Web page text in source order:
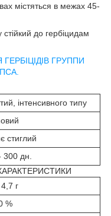
містяться в межах 45-
до гербіцидам
ГРУППИ
інтенсивного типу
стиглий
300 дн.
г
%